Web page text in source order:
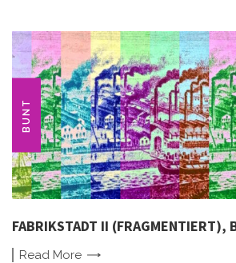
BUNT
FABRIKSTADT II (FRAGMENTIERT),
Read More